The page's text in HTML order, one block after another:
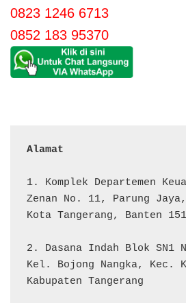
0823 1246 6713
0852 183 95370
Alamat
1. Komplek Departemen
Zenan No. 11, Parung
Kota Tangerang, Banten
2. Dasana Indah Blok SN1
Kel. Bojong Nangka, Kec.
Kabupaten Tangerang